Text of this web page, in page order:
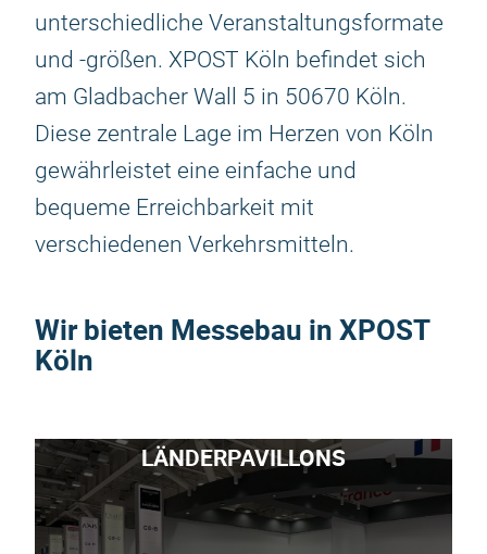
unterschiedliche Veranstaltungsformate
und -größen. XPOST Köln befindet sich
am Gladbacher Wall 5 in 50670 Köln.
Diese zentrale Lage im Herzen von Köln
gewährleistet eine einfache und
bequeme Erreichbarkeit mit
verschiedenen Verkehrsmitteln.
Wir bieten Messebau in XPOST
Köln
LÄNDERPAVILLONS